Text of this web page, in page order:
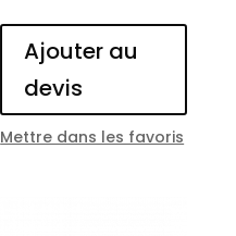
Ajouter au
devis
Mettre dans les favoris